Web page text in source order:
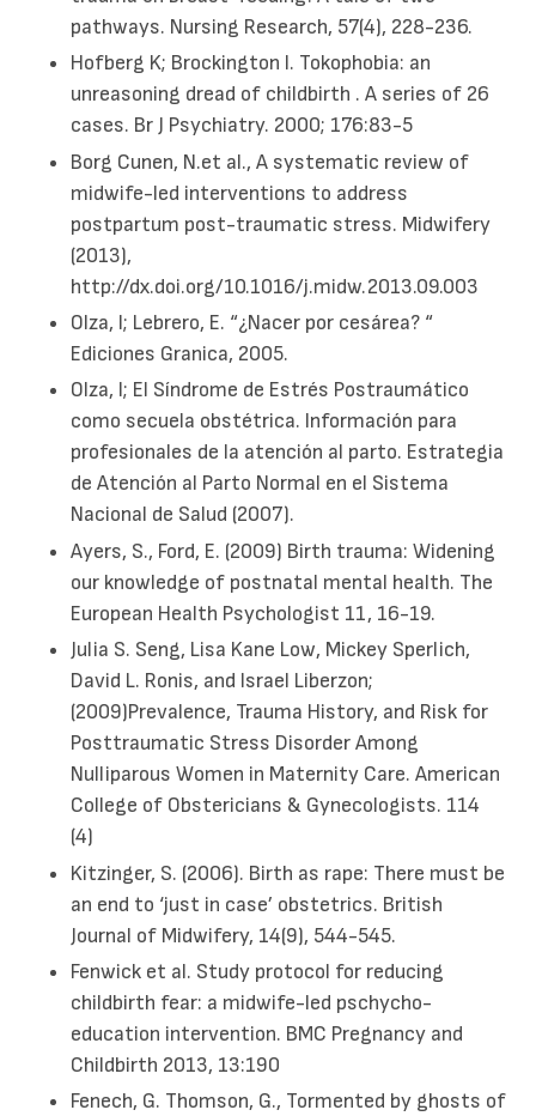
pathways. Nursing Research, 57(4), 228-236.
Hofberg K; Brockington I. Tokophobia: an
unreasoning dread of childbirth . A series of 26
cases. Br J Psychiatry. 2000; 176:83-5
Borg Cunen, N.et al., A systematic review of
midwife-led interventions to address
postpartum post-traumatic stress. Midwifery
(2013),
http://dx.doi.org/10.1016/j.midw.2013.09.003
Olza, I; Lebrero, E. “¿Nacer por cesárea? “
Ediciones Granica, 2005.
Olza, I; El Síndrome de Estrés Postraumático
como secuela obstétrica. Información para
profesionales de la atención al parto. Estrategia
de Atención al Parto Normal en el Sistema
Nacional de Salud (2007).
Ayers, S., Ford, E. (2009) Birth trauma: Widening
our knowledge of postnatal mental health. The
European Health Psychologist 11, 16-19.
Julia S. Seng, Lisa Kane Low, Mickey Sperlich,
David L. Ronis, and Israel Liberzon;
(2009)Prevalence, Trauma History, and Risk for
Posttraumatic Stress Disorder Among
Nulliparous Women in Maternity Care. American
College of Obstericians & Gynecologists. 114
(4)
Kitzinger, S. (2006). Birth as rape: There must be
an end to ‘just in case’ obstetrics. British
Journal of Midwifery, 14(9), 544-545.
Fenwick et al. Study protocol for reducing
childbirth fear: a midwife-led pschycho-
education intervention. BMC Pregnancy and
Childbirth 2013, 13:190
Fenech, G. Thomson, G., Tormented by ghosts of